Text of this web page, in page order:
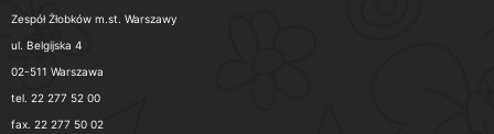
Zespół Żłobków m.st. Warszawy
ul. Belgijska 4
02-511 Warszawa
tel. 22 277 52 00
fax. 22 277 50 02